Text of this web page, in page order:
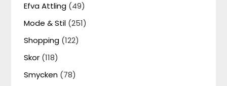
Efva Attling (49)
Mode & Stil (251)
Shopping (122)
Skor (118)
Smycken (78)